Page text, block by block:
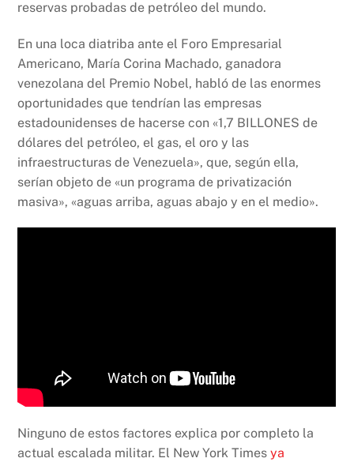
reservas probadas de petróleo del mundo.
En una loca diatriba ante el Foro Empresarial
Americano, María Corina Machado, ganadora
venezolana del Premio Nobel, habló de las enormes
oportunidades que tendrían las empresas
estadounidenses de hacerse con «1,7 BILLONES de
dólares del petróleo, el gas, el oro y las
infraestructuras de Venezuela», que, según ella,
serían objeto de «un programa de privatización
masiva», «aguas arriba, aguas abajo y en el medio».
Ninguno de estos factores explica por completo la
actual escalada militar. El New York Timesya